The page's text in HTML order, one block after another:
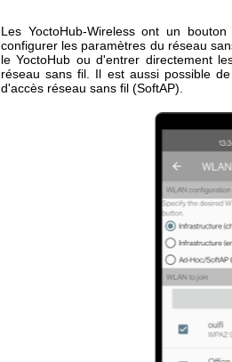
Les YoctoHub-Wireless ont un
configurer les paramètres du réseau
le YoctoHub ou d'entrer directement
réseau sans fil. Il est aussi possible
d'accès réseau sans fil (SoftAP).